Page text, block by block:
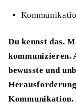
Du kennst das.
kommunizieren.
bewusste und
Kommunikation.